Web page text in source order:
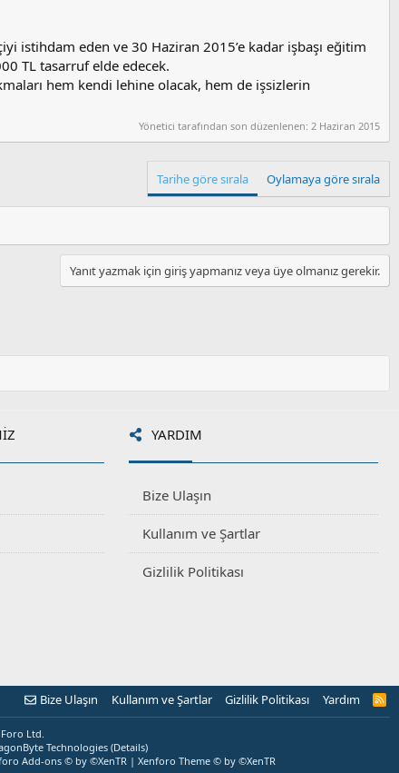
istihdam eden ve 30 Haziran 2015’e kadar işbaşı eğitim
TL tasarruf elde edecek.
hem kendi lehine olacak, hem de işsizlerin
Yönetici tarafından son düzenlenen: 2 Haziran 2015
Tarihe göre sırala Oylamaya göre sırala
Yanıt yazmak için giriş yapmanız veya üye olmanız gerekir.
YARDIM
Bize Ulaşın
Kullanım ve Şartlar
Gizlilik Politikası
Bize Ulaşın Kullanım ve Şartlar Gizlilik Politikası Yardım
R
Ltd.
Technologies(Details)
Add-ons© by ©XenTR | Xenforo Theme © by ©XenTR